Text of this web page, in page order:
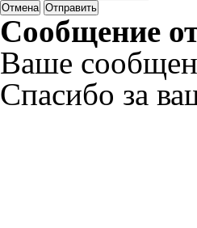
Отмена Отправить
Сообщение
Ваше
Спасибо за